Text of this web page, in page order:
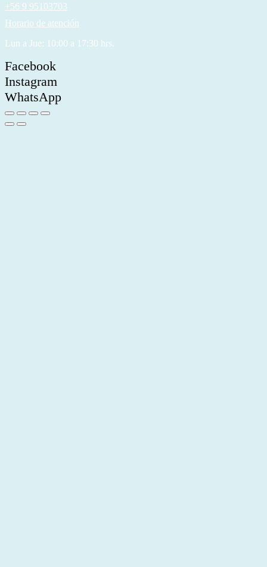
+56 9 95103703
Horario de atención
Lun a Jue: 10:00 a 17:30 hrs.
Facebook
Instagram
WhatsApp